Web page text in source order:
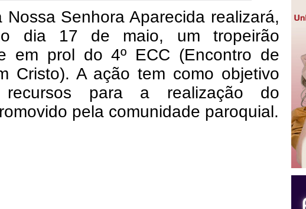
Nossa Senhora Aparecida realizará,
dia 17 de maio, um tropeirão
em prol do 4º ECC (Encontro de
Cristo). A ação tem como objetivo
recursos para a realização do
pela comunidade paroquial.